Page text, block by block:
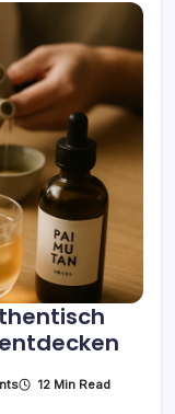
On 12 Min Read